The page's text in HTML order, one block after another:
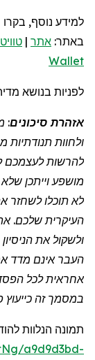
למידע נוסף, בקרו
באתר: אתר |
Wallet
לפניות בנושא
אזהרת סיכונים:
ולחוות
להרשות לעצמכם
מושפע וייתכן
לא תוכלו לשחזר
העיקרית שלכם.
ולשקול את
העבר אינם מדד
אחראית לכל
במסמך זה כייעוץ
תמונה הנלוות
a9d9d3bd-